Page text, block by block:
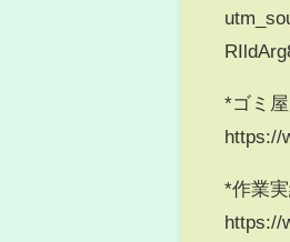
*ゴミ
https://
*作業
https://